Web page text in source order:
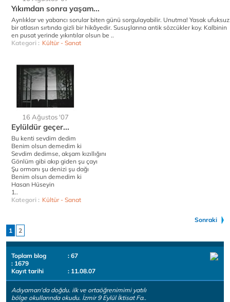
Yıkımdan sonra yaşam...
Ayrılıklar ve yabancı sorular biten günü sorgulayabilir. Unutma! Yasak ufuksuz
bir atlasın sırtında gizli bir hikâyedir. Susuşlarına antik sözcükler koy. Kalbinin
en pusat yerinde yıkıntılar olsun be ..
Kategori : Kültür - Sanat
16 Ağustos '07
Eylüldür geçer...
Bu kenti sevdim dedim
Benim olsun demedim ki
Sevdim dedimse, akşam kızıllığını
Gönlüm gibi akıp giden şu çayı
Şu ormanı şu denizi şu dağı
Benim olsun demedim ki
Hasan Hüseyin
1..
Kategori : Kültür - Sanat
Sonraki
1
2
Toplam blog
: 67
: 1679
Kayıt tarihi
: 11.08.07
Adıyaman'da doğdu. ilk ve ortaöğrenimimi yatılı
bölge okullarında okudu. İzmir 9 Eylül İktisat Fa..